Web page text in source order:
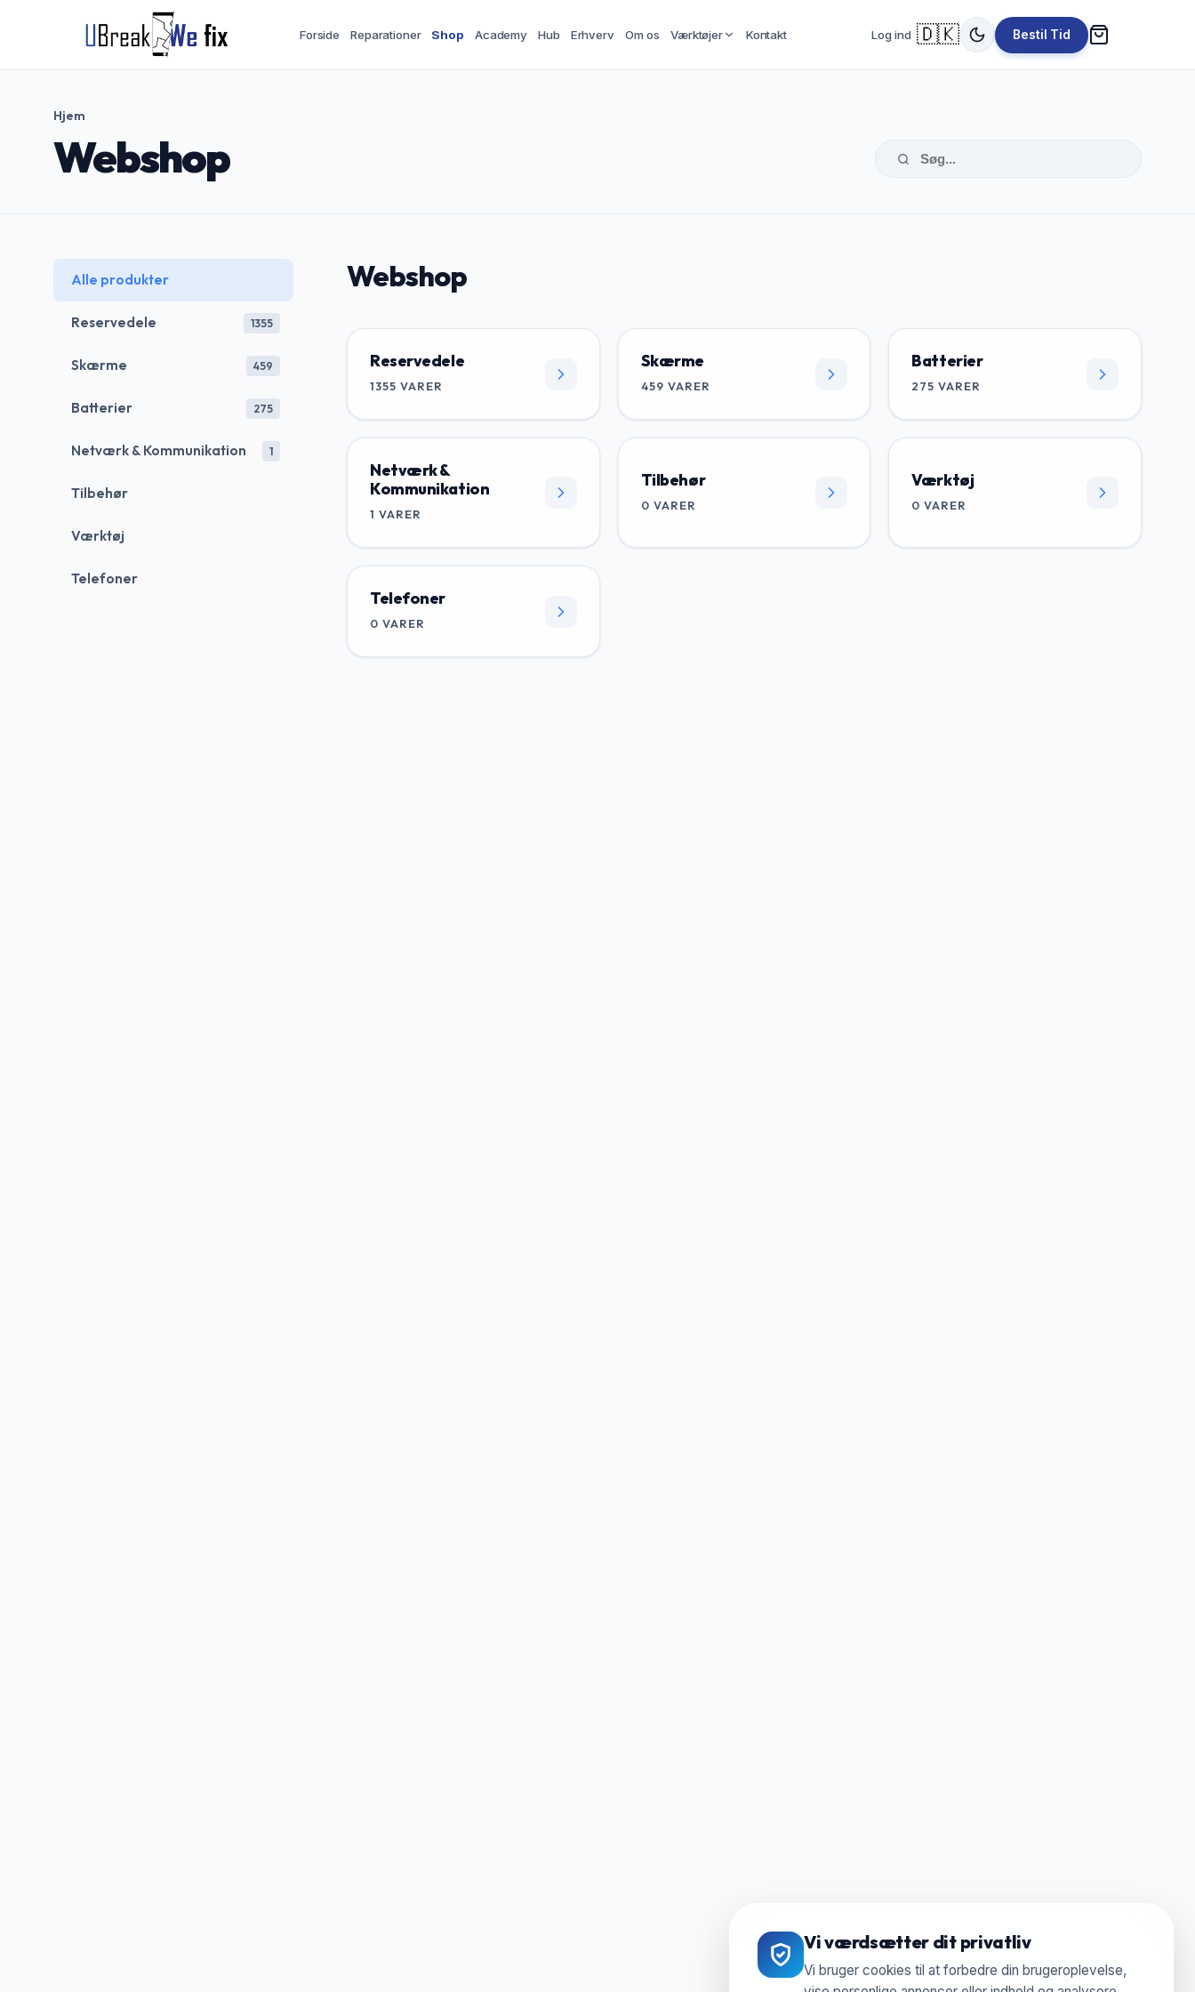
Forside Reparationer Shop Academy Hub Erhverv Om os Værktøjer Kontakt Log ind 🇩🇰 Bestil Tid
Vi værdsætter dit privatliv
Vi bruger cookies til at forbedre din brugeroplevelse,
Hjem
Webshop
Alle produkter
Reservedele 1355
Skærme 459
Batterier 275
Netværk & Kommunikation 1
Tilbehør
Værktøj
Telefoner
Webshop
Reservedele
1355 VARER
Skærme
459 VARER
Batterier
275 VARER
Netværk &
Kommunikation
1 VARER
Tilbehør
0 VARER
Værktøj
0 VARER
Telefoner
0 VARER